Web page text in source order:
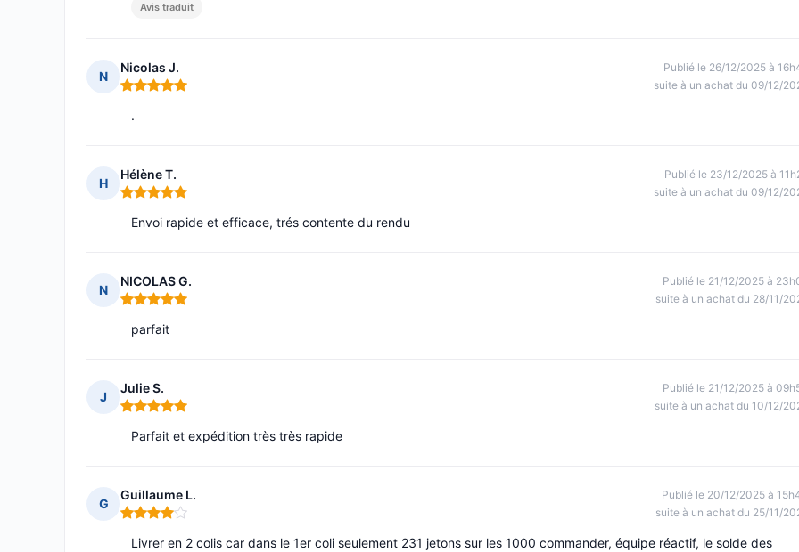
Avis traduit
N
Nicolas J.
Note : 5 sur 5
Publié le 26/12/2025 à
suite à un achat du 09/12/
.
H
Hélène T.
Note : 5 sur 5
Publié le 23/12/2025 à
suite à un achat du 09/12/
Envoi rapide et efficace, trés contente du rendu
N
NICOLAS G.
Note : 5 sur 5
Publié le 21/12/2025 à
suite à un achat du 28/11/
parfait
J
Julie S.
Note : 5 sur 5
Publié le 21/12/2025 à
suite à un achat du 10/12/
Parfait et expédition très très rapide
G
Guillaume L.
Note : 4 sur 5
Publié le 20/12/2025 à
suite à un achat du 25/11/
Livrer en 2 colis car dans le 1er coli seulement 231 jetons sur les 1000 commander, équipe réactif, le solde des